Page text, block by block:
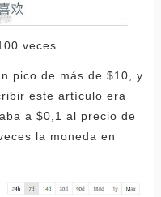
veces
pico de más de $10, y
este artículo era
a $0,1 al precio de
la moneda en